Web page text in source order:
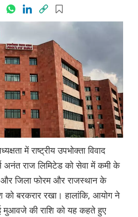
में राष्ट्रीय उपभोक्ता विवाद
अनंत राज लिमिटेड को सेवा में कमी के
और जिला फोरम और राजस्थान के
को बरकरार रखा। हालांकि, आयोग ने
मुआवजे की राशि को यह कहते हुए